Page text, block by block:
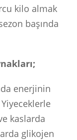
kilo almak
başında
enerjinin
kaslarda
glikojen